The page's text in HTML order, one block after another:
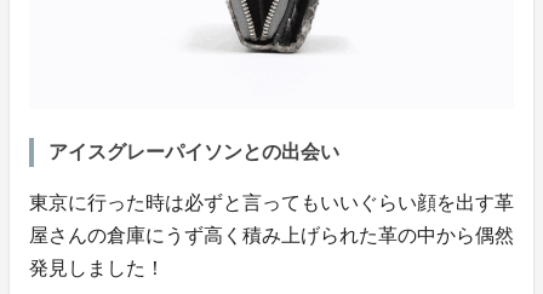
アイスグレーパイソンとの出会い
東京に行った時は必ずと言ってもいいぐらい顔を出す革
屋さんの倉庫にうず高く積み上げられた革の中から偶然
発見しました！